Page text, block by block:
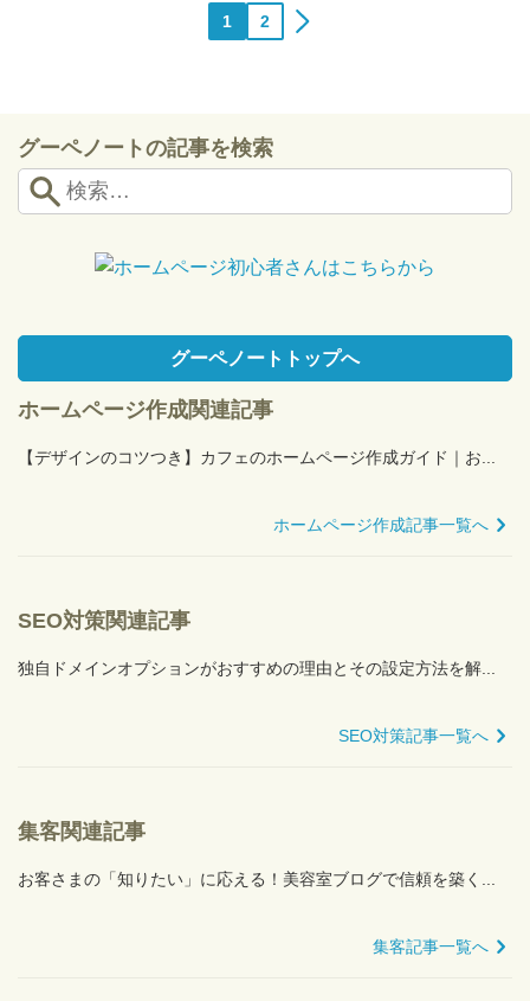
送
り
1
2
グーペノートの記事を検索
グーペノートトップへ
ホームページ作成関連記事
【デザインのコツつき】カフェのホームページ作成ガイド｜お...
ホームページ作成記事一覧へ
SEO対策関連記事
独自ドメインオプションがおすすめの理由とその設定方法を解...
SEO対策記事一覧へ
集客関連記事
お客さまの「知りたい」に応える！美容室ブログで信頼を築く...
集客記事一覧へ